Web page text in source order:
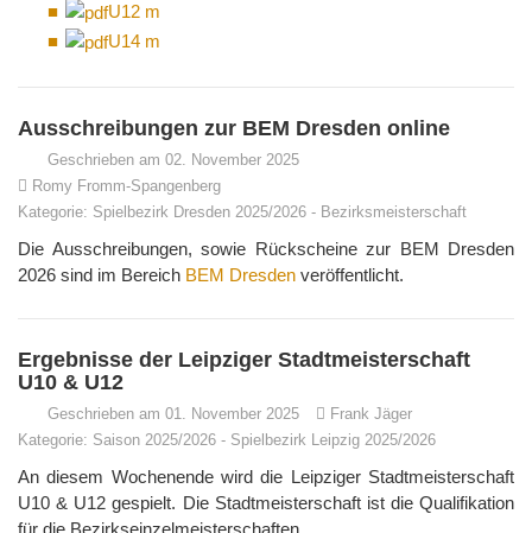
U12 m
U14 m
Ausschreibungen zur BEM Dresden online
Geschrieben am 02. November 2025
Romy Fromm-Spangenberg
Kategorie: Spielbezirk Dresden 2025/2026 - Bezirksmeisterschaft
Die Ausschreibungen, sowie Rückscheine zur BEM Dresden
2026 sind im Bereich BEM Dresden veröffentlicht.
Ergebnisse der Leipziger Stadtmeisterschaft
U10 & U12
Geschrieben am 01. November 2025
Frank Jäger
Kategorie: Saison 2025/2026 - Spielbezirk Leipzig 2025/2026
An diesem Wochenende wird die Leipziger Stadtmeisterschaft
U10 & U12 gespielt. Die Stadtmeisterschaft ist die Qualifikation